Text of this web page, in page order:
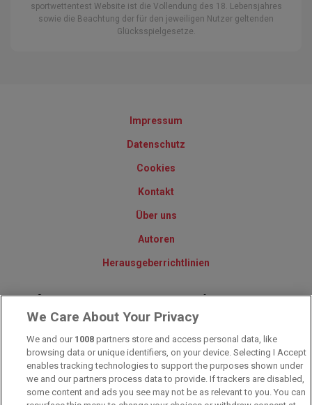
sportwettentest Website ist die Vollendung des 18. Lebensjahres
sowie die Beachtung der für den jeweiligen Nutzer geltenden
Glücksspielgesetze.
Impressum
Datenschutz
Cookies
Kontakt
Über uns
Autoren
Herausgeberrichtlinien
© 2010-2025 - Sportwettentest.net - Der große Sportwettentest
Sportwetten Angebote sind nur für Volljährige verfügbar. Es gelten
immer die AGB auf den jeweiligen Webseiten der Buchmacher.
Wetten kann Spaß, aber auch süchtig machen!
We Care About Your Privacy
We and our 1008 partners store and access personal data, like
browsing data or unique identifiers, on your device. Selecting I Accept
enables tracking technologies to support the purposes shown under
we and our partners process data to provide. If trackers are disabled,
some content and ads you see may not be as relevant to you. You can